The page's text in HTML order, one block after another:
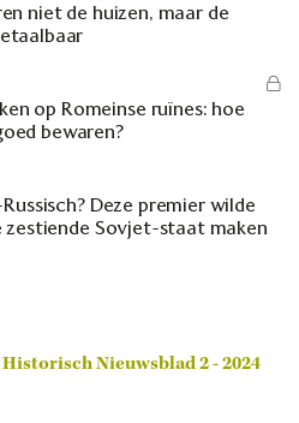
niet de huizen, maar de
op Romeinse ruïnes: hoe
bewaren?
Deze premier wilde
zestiende Sovjet-staat maken
Historisch Nieuwsblad 2 - 2024